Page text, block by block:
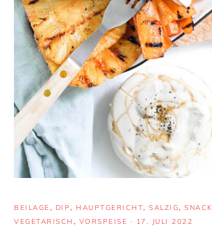
BEILAGE, DIP, HAUPTGERICHT, SALZIG, SNACK
VEGETARISCH , VORSPEISE · 17. JULI 2022